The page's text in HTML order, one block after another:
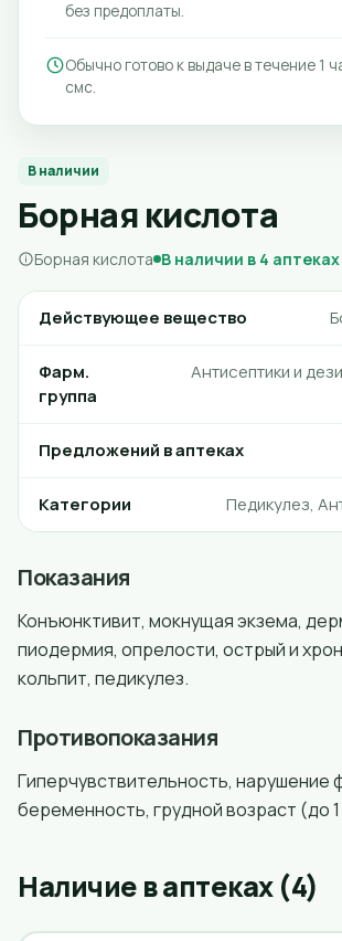
В наличии
Борная кислота
Борная кислота В наличии в 4 аптеках
Действующее вещество
Фарм.
группа
Антисептики и
Предложений в аптеках
Категории Педикулез,
Показания
Конъюнктивит, мокнущая экзема,
пиодермия, опрелости, острый и
кольпит, педикулез.
Противопоказания
Гиперчувствительность, нарушение
беременность, грудной возраст (до
без предоплаты.
Обычно готово к выдаче в течение 1
смс.
Наличие в аптеках (4)